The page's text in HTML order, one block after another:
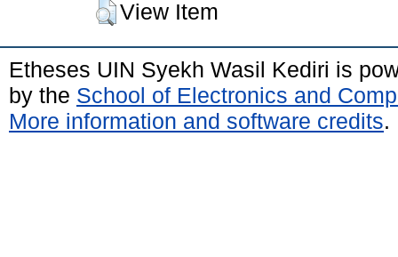
View Item
Etheses UIN Syekh Wasil Kediri is
by the School of Electronics and
More information and software credits.